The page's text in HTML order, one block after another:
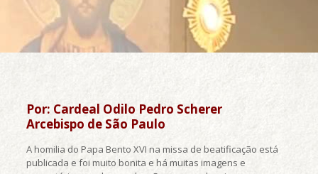
Por: Cardeal Odilo Pedro Scherer
Arcebispo de São Paulo
A homilia do Papa Bento XVI na missa de beatificação está
publicada e foi muito bonita e há muitas imagens e